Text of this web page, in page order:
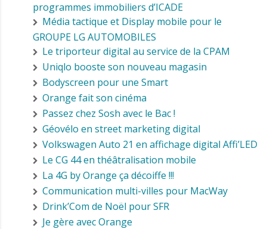
programmes immobiliers d’ICADE
Média tactique et Display mobile pour le
GROUPE LG AUTOMOBILES
Le triporteur digital au service de la CPAM
Uniqlo booste son nouveau magasin
Bodyscreen pour une Smart
Orange fait son cinéma
Passez chez Sosh avec le Bac !
Géovélo en street marketing digital
Volkswagen Auto 21 en affichage digital Affi’LED
Le CG 44 en théâtralisation mobile
La 4G by Orange ça décoiffe !!!
Communication multi-villes pour MacWay
Drink’Com de Noël pour SFR
Je gère avec Orange